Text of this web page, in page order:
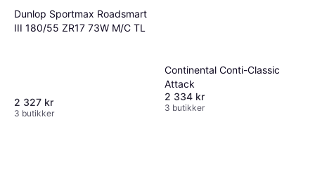
Dunlop Sportmax Roadsmart
III 180/55 ZR17 73W M/C TL
2 327 kr
3 butikker
Continental Conti-Classic
Attack
2 334 kr
3 butikker